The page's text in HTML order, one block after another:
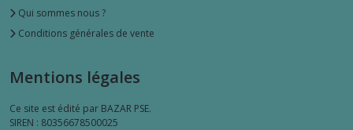
Qui sommes nous ?
Conditions générales de vente
Mentions légales
Ce site est édité par BAZAR PSE.
SIREN : 80356678500025